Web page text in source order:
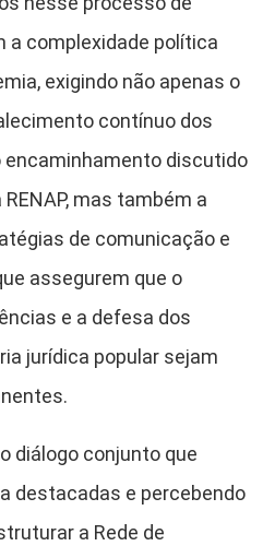
a complexidade política
exigindo não apenas o
contínuo dos
encaminhamento discutido
mas também a
de comunicação e
assegurem que o
e a defesa dos
jurídica popular sejam
diálogo conjunto que
destacadas e percebendo
a Rede de